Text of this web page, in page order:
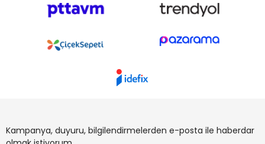
Kampanya, duyuru, bilgilendirmelerden e-posta ile haberdar